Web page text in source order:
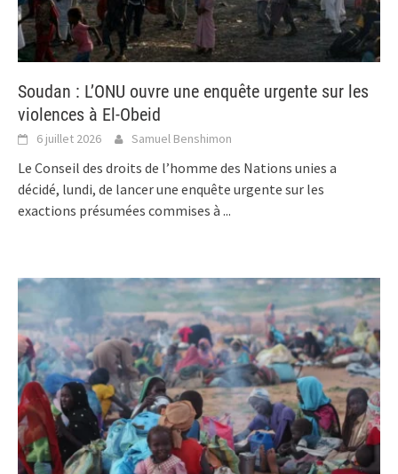
Soudan : L’ONU ouvre une enquête urgente sur les
violences à El-Obeid
6 juillet 2026 Samuel Benshimon
Le Conseil des droits de l’homme des Nations unies a
décidé, lundi, de lancer une enquête urgente sur les
exactions présumées commises à ...